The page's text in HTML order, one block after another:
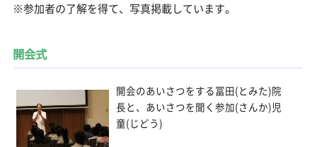
※参加者の了解を得て、写真掲載しています。
開会式
開会のあいさつをする冨田(とみた)院
長と、あいさつを聞く参加(さんか)児
童(じどう)